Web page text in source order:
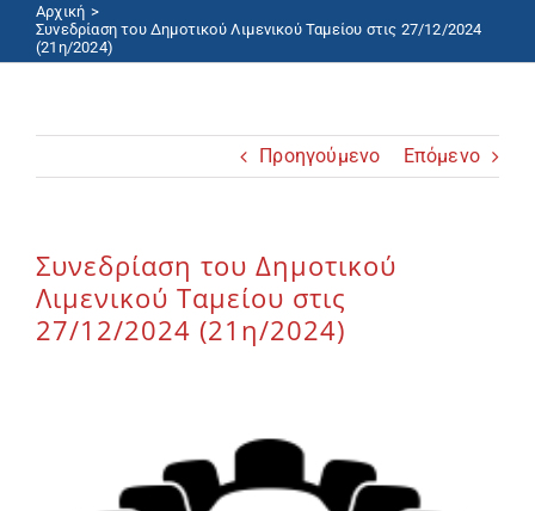
Λιμάνια/Ελλιμενισμός
Ανακοινώσεις
Αρχική
Συνεδρίαση του Δημοτικού Λιμενικού Ταμείου στις 27/12/2024
(21η/2024)
Προηγούμενο Επόμενο
Συνεδρίαση του Δημοτικού
Λιμενικού Ταμείου στις
27/12/2024 (21η/2024)